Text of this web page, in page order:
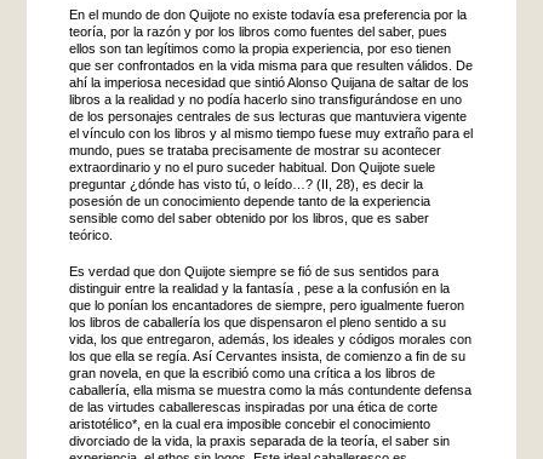
En el mundo de don Quijote no existe todavía esa preferencia por la
teoría, por la razón y por los libros como fuentes del saber, pues
ellos son tan legítimos como la propia experiencia, por eso tienen
que ser confrontados en la vida misma para que resulten válidos. De
ahí la imperiosa necesidad que sintió Alonso Quijana de saltar de los
libros a la realidad y no podía hacerlo sino transfigurándose en uno
de los personajes centrales de sus lecturas que mantuviera vigente
el vínculo con los libros y al mismo tiempo fuese muy extraño para el
mundo, pues se trataba precisamente de mostrar su acontecer
extraordinario y no el puro suceder habitual. Don Quijote suele
preguntar ¿dónde has visto tú, o leído…? (II, 28), es decir la
posesión de un conocimiento depende tanto de la experiencia
sensible como del saber obtenido por los libros, que es saber
teórico.
Es verdad que don Quijote siempre se fió de sus sentidos para
distinguir entre la realidad y la fantasía , pese a la confusión en la
que lo ponían los encantadores de siempre, pero igualmente fueron
los libros de caballería los que dispensaron el pleno sentido a su
vida, los que entregaron, además, los ideales y códigos morales con
los que ella se regía. Así Cervantes insista, de comienzo a fin de su
gran novela, en que la escribió como una crítica a los libros de
caballería, ella misma se muestra como la más contundente defensa
de las virtudes caballerescas inspiradas por una ética de corte
aristotélico*, en la cual era imposible concebir el conocimiento
divorciado de la vida, la praxis separada de la teoría, el saber sin